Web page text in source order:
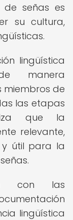
de señas es
su cultura,
lingüística
manera
miembros de
las etapas
que la
relevante,
y útil para la
con las
lingüística